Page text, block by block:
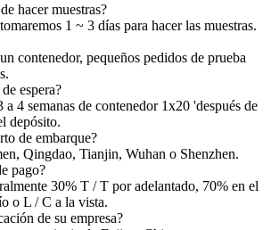
hacer muestras?
1 ~ 3 días para hacer las muestras.
contenedor, pequeños pedidos de prueba
espera?
a 4 semanas de contenedor 1x20 'después de
depósito.
de embarque?
Qingdao, Tianjin, Wuhan o Shenzhen.
pago?
30% T / T por adelantado, 70% en el
o L / C a la vista.
de su empresa?